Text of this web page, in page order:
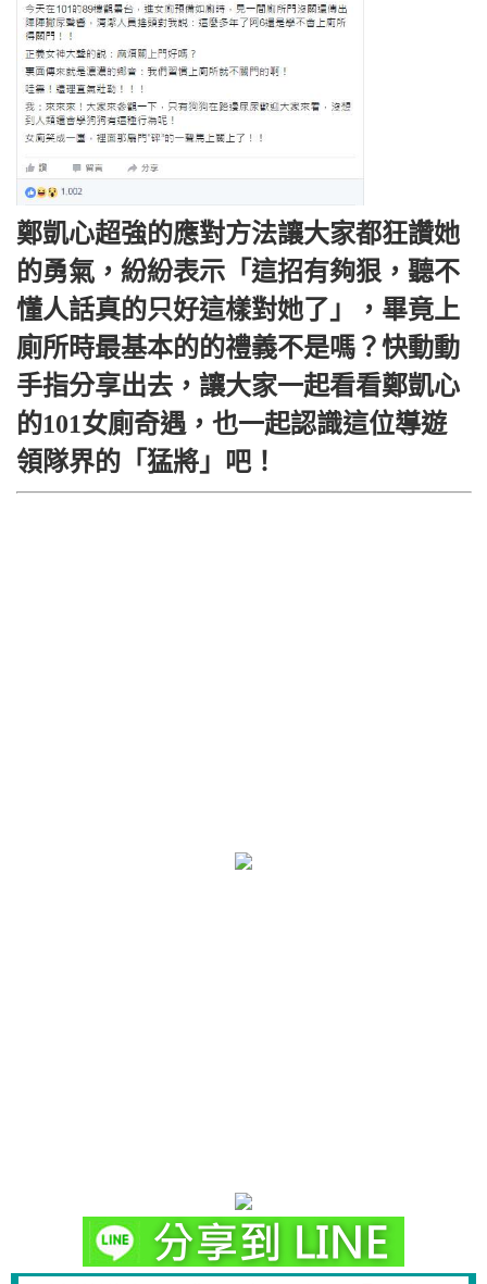
鄭凱心超強的應對方法讓大家都狂讚她
的勇氣，紛紛表示「這招有夠狠，聽不
懂人話真的只好這樣對她了」，畢竟上
廁所時最基本的的禮義不是嗎？快動動
手指分享出去，讓大家一起看看鄭凱心
的101女廁奇遇，也一起認識這位導遊
領隊界的「猛將」吧！